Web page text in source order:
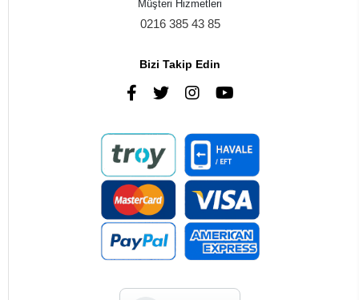
Müşteri Hizmetleri
0216 385 43 85
Bizi Takip Edin